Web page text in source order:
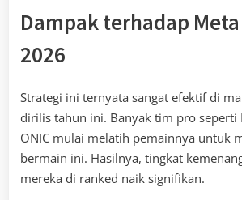
Dampak terhadap
2026
Strategi ini ternyata sangat efektif di
dirilis tahun ini. Banyak tim pro seperti
ONIC mulai melatih pemainnya untuk
bermain ini. Hasilnya, tingkat
mereka di ranked naik signifikan.